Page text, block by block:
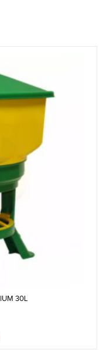
30L